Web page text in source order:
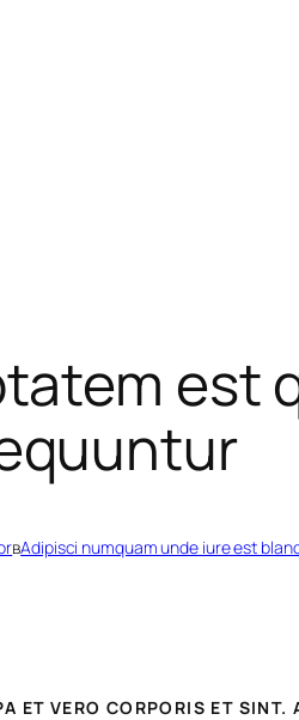
est
вAdipisci numquam unde iure est
ET VERO CORPORIS ET